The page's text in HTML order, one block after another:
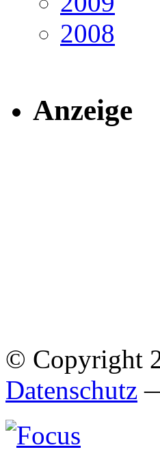
2008
Anzeige
© Copyright
Datenschutz